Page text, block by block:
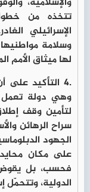
تتخذه من
الإسرائيلي
وسلامة
لها ميثاق الأمم
.4 التأكيد
وهي دولة
لتأمين وقف
سراح الرهائن
الجهود
على مكان
فحسب، بل يقوض
الدولية، وتتحمّل